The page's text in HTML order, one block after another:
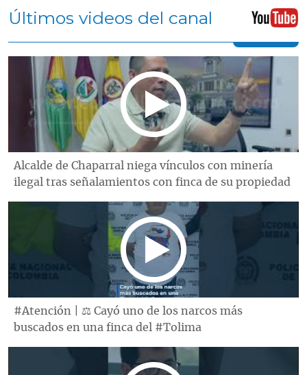
Últimos videos del canal
Alcalde de Chaparral niega vínculos con minería
ilegal tras señalamientos con finca de su propiedad
#Atención | ⚖️ Cayó uno de los narcos más
buscados en una finca del #Tolima